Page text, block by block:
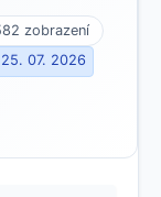
zobrazení
07. 2026